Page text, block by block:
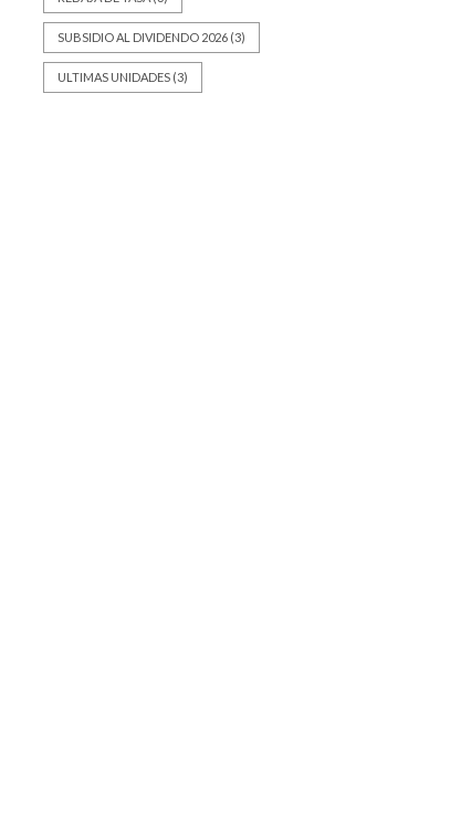
SUBSIDIO AL DIVIDENDO 2026 (3)
ULTIMAS UNIDADES (3)